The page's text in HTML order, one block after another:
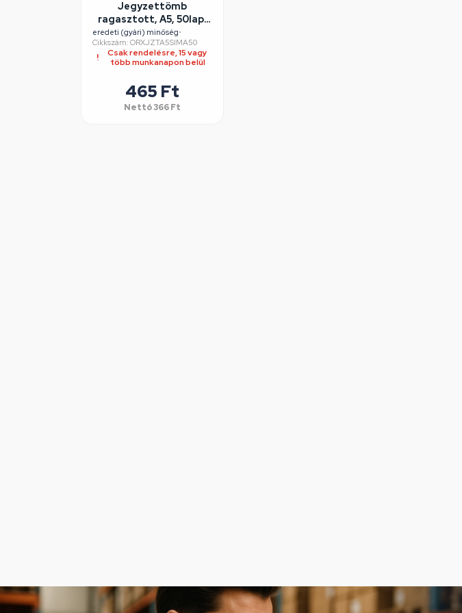
Jegyzettömb
ragasztott, A5, 50lap,
Bluering® sima
eredeti (gyári) minőség•
Cikkszám: ORXJZTA5SIMA50
Csak rendelésre, 15 vagy
több munkanapon belül
465 Ft
Nettó366 Ft